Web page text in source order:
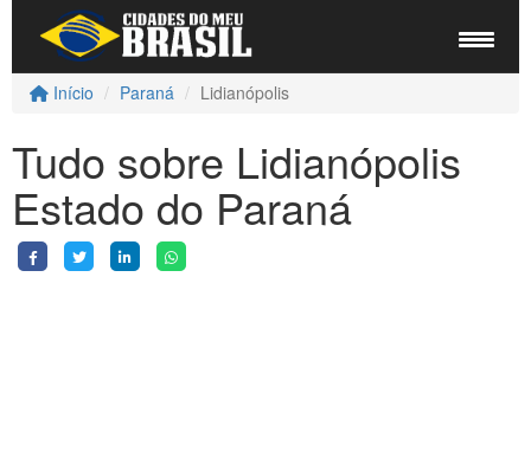
Início Paraná Lidianópolis
Tudo sobre Lidianópolis
Estado do Paraná